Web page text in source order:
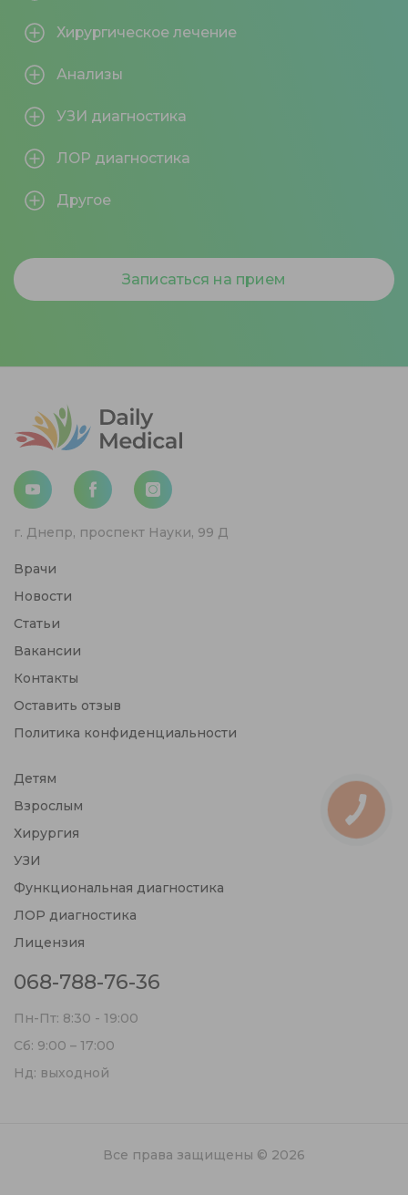
Хирургическое лечение
Анализы
УЗИ диагностика
ЛОР диагностика
Другое
Записаться на прием
г. Днепр, проспект Науки, 99 Д
Врачи
Новости
Статьи
Вакансии
Контакты
Оставить отзыв
Политика конфиденциальности
Детям
Взрослым
Хирургия
УЗИ
Функциональная диагностика
ЛОР диагностика
Лицензия
068-788-76-36
Пн-Пт: 8:30 - 19:00
Сб: 9:00 – 17:00
Нд: выходной
Все права защищены © 2026